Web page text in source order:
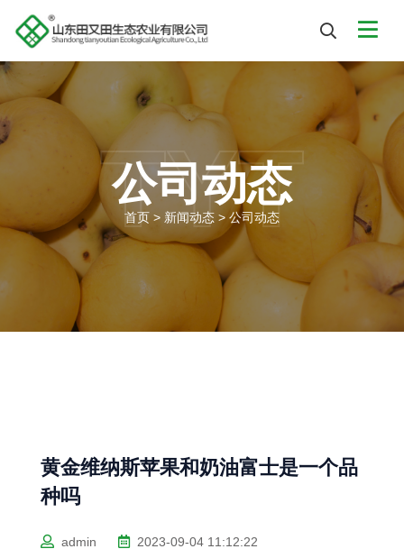
公司动态
首页> 新闻动态 > 公司动态
TYT
黄金维纳斯苹果和奶油富士是一个品
种吗
admin 2023-09-04 11:12:22